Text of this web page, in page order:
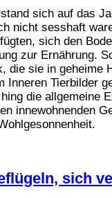
sich auf das
nicht sesshaft
sich den
zur Ernährung.
die sie in geheime
Inneren Tierbilder
die allgemeine
innewohnenden
sich